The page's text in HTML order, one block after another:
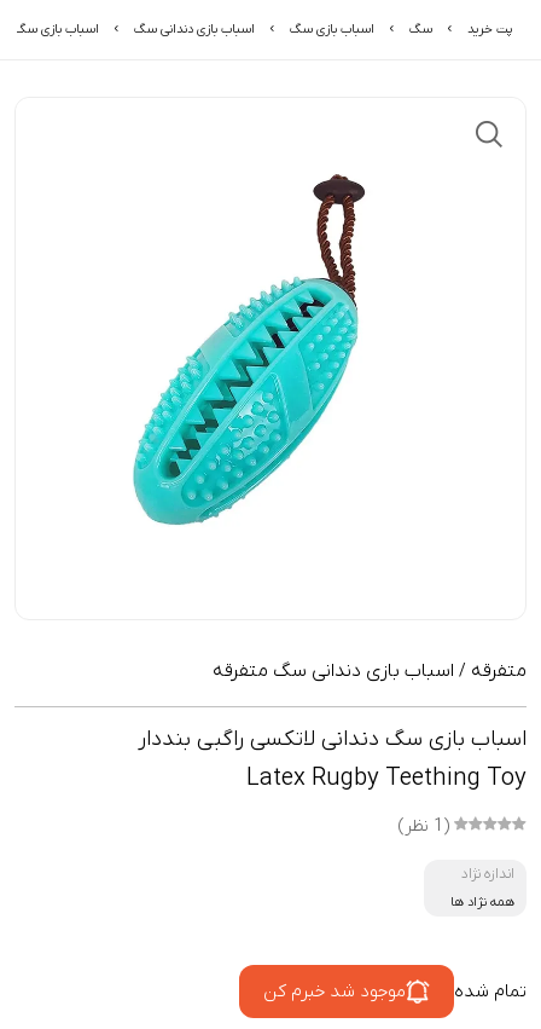
پت خرید سگ اسباب بازی سگ اسباب بازی دندانی سگ اسباب بازی سگ
متفرقه / اسباب بازی دندانی سگ متفرقه
اسباب بازی سگ دندانی لاتکسی راگبی بنددار
Latex Rugby Teething Toy
(1 نظر)
اندازه نژاد
همه نژاد ها
تمام شده موجود شد خبرم کن